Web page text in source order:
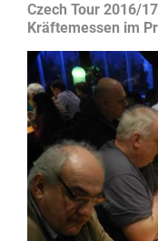
Czech Tour 2016/
Kräftemessen im